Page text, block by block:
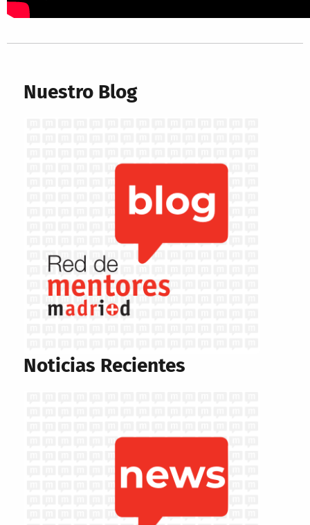
Nuestro Blog
Noticias Recientes